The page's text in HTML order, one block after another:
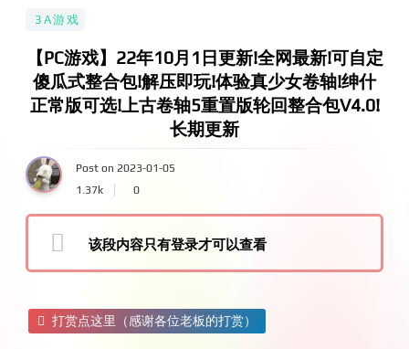
3A游戏
【PC游戏】22年10月1日更新!全网最新!可自定
傻瓜式整合包!解压即玩!体验真少女卷轴!绅什
正常版可选!上古卷轴5重置版轮回整合包V4.0!
长期更新
Post on 2023-01-05
1.37k
0
该段内容只有登录才可以查看
打赏点这里（感谢各位老板的打赏）